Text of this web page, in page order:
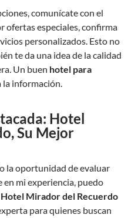
comunícate con el
ofertas especiales, confirma
personalizados. Esto no
te da una idea de la calidad
Un buen hotel para
información.
Hotel
Su Mejor
la oportunidad de evaluar
en mi experiencia, puedo
Hotel Mirador del Recuerdo
para quienes buscan